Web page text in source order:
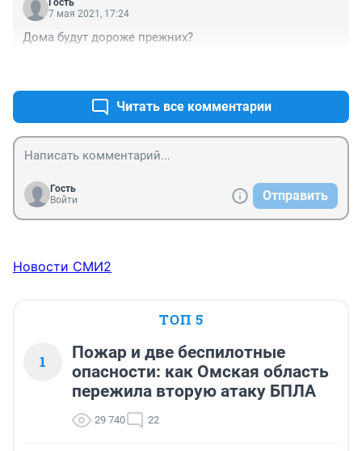
Гость
7 мая 2021, 17:24
Дома будут дороже прежних?
Читать все комментарии
Гость
Войти
Отправить
Новости СМИ2
ТОП 5
1
Пожар и две беспилотные
опасности: как Омская область
пережила вторую атаку БПЛА
29 740 22